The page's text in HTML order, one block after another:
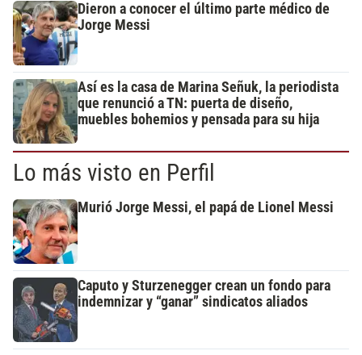
Dieron a conocer el último parte médico de
Jorge Messi
Así es la casa de Marina Señuk, la periodista
que renunció a TN: puerta de diseño,
muebles bohemios y pensada para su hija
Lo más visto en Perfil
Murió Jorge Messi, el papá de Lionel Messi
Caputo y Sturzenegger crean un fondo para
indemnizar y “ganar” sindicatos aliados